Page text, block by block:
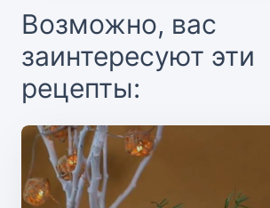
Возможно, вас
заинтересуют эти
рецепты: